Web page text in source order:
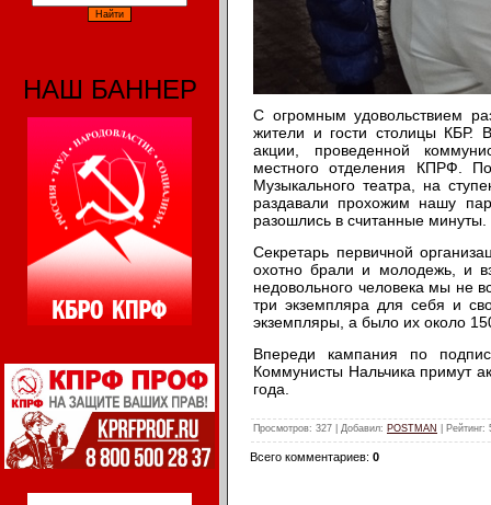
НАШ БАННЕР
С огромным удовольствием
жители и гости столицы КБР.
акции, проведенной
местного отделения КПРФ.
Музыкального театра, на
раздавали прохожим нашу
разошлись в считанные минуты.
Секретарь первичной
охотно брали и молодежь, и
недовольного человека мы не
три экземпляра для себя и
экземпляры, а было их около
Впереди кампания по
Коммунисты Нальчика примут
года.
Просмотров: 327 | Добавил: POSTMAN Рейтинг:
Всего комментариев: 0